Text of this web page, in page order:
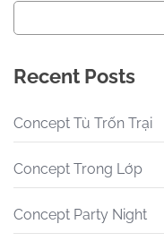
Recent Posts
Concept Tù Trốn Trại
Concept Trong Lớp
Concept Party Night